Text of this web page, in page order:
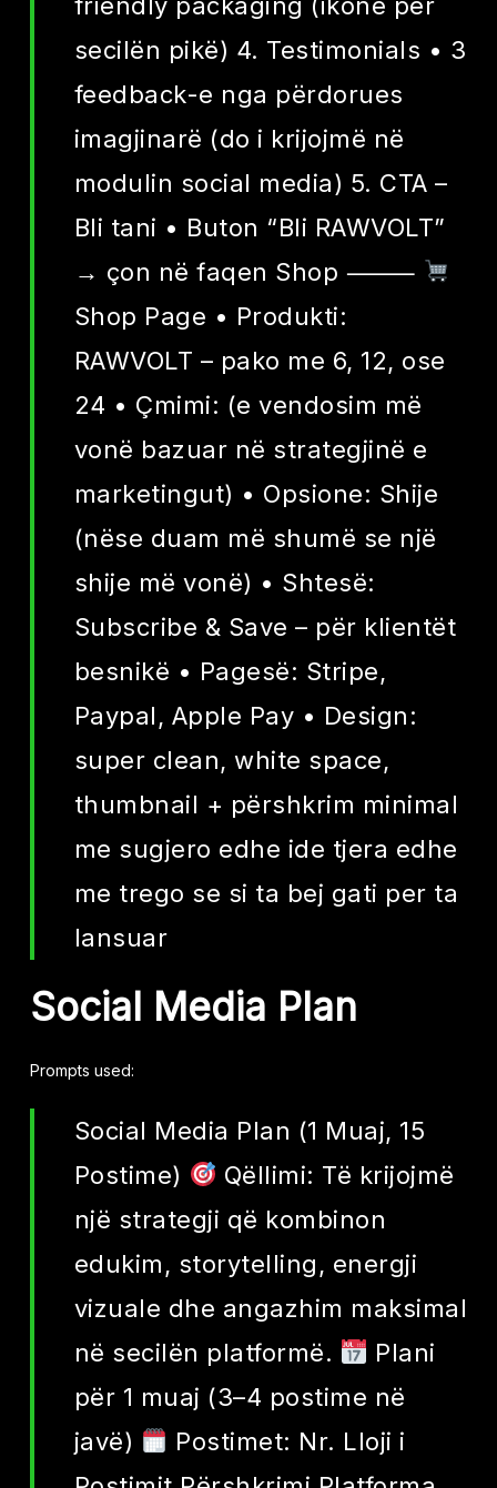
secilën pikë) 4. Testimonials • 3
feedback-e nga përdorues
imagjinarë (do i krijojmë në
modulin social media) 5. CTA –
Bli tani • Buton “Bli RAWVOLT”
→ çon në faqen Shop ⸻
Shop Page • Produkti:
RAWVOLT – pako me 6, 12, ose
24 • Çmimi: (e vendosim më
vonë bazuar në strategjinë e
marketingut) • Opsione: Shije
(nëse duam më shumë se një
shije më vonë) • Shtesë:
Subscribe & Save – për klientët
besnikë • Pagesë: Stripe,
Paypal, Apple Pay • Design:
super clean, white space,
thumbnail + përshkrim minimal
me sugjero edhe ide tjera edhe
me trego se si ta bej gati per ta
lansuar
Social Media Plan
Prompts used:
Social Media Plan (1 Muaj, 15
Postime)
Qëllimi: Të krijojmë
një strategji që kombinon
edukim, storytelling, energji
vizuale dhe angazhim maksimal
në secilën platformë.
Plani
për 1 muaj (3–4 postime në
javë)
Postimet: Nr. Lloji i